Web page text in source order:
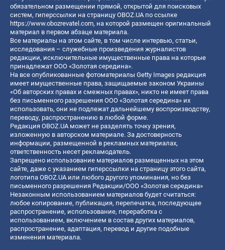
обязательном размещении прямой, открытой для поисковых
систем, гиперссылки на страницу OBOZ.UA по ссылке
https://www.obozrevatel.com, на которой размещен оригинальный
материал в первом абзаце материала.
Все материалы на этом сайте, в том числе интервью, статьи,
исследования – служебные произведения журналистов
редакции, исключительные имущественные права на которые
принадлежат ООО «Золотая середина».
На все опубликованные фотоматериалы Getty Images редакция
имеет имущественные права, защищаемые законом Украины
«Об авторских правах и смежных правах», никто не имеет права
без письменного разрешения ООО «Золотая середина» их
использовать, они не подлежат дальнейшему воспроизводству,
переводу, распространению в любой форме.
Редакция OBOZ.UA может не разделять точку зрения,
изложенную в авторском материале. За достоверность
информации, размещенной в рекламных материалах,
ответственность несет рекламодатель.
Запрещено использование материалов размещенных на этом
сайте, даже с указанием гиперссылки на страницу этого сайта,
логотипа OBOZ.UA или любого другого упоминания, но без
письменного разрешения Редакции/ООО «Золотая середина»
Незаконным использованием материалов будет считаться:
любое копирование, публикация, перепечатка, последующее
распространение, использование, переработка с
использованием, включением в состав других материалов,
распространение, адаптация, перевод и другие подобные
изменения материала.